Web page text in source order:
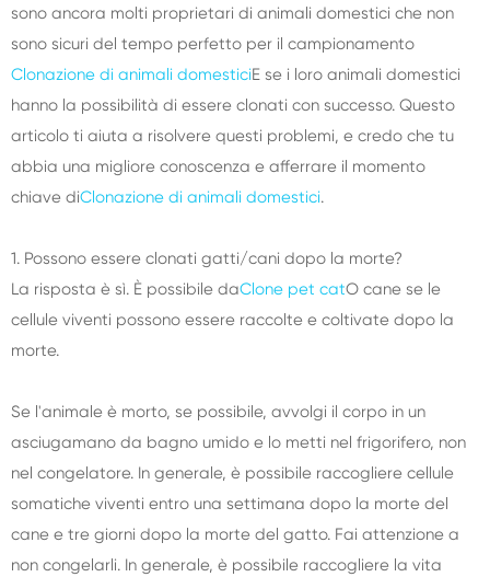
sono ancora molti proprietari di animali domestici che non
sono sicuri del tempo perfetto per il campionamento
Clonazione di animali domesticiE se i loro animali domestici
hanno la possibilità di essere clonati con successo. Questo
articolo ti aiuta a risolvere questi problemi, e credo che tu
abbia una migliore conoscenza e afferrare il momento
chiave diClonazione di animali domestici.
1. Possono essere clonati gatti/cani dopo la morte?
La risposta è sì. È possibile daClone pet catO cane se le
cellule viventi possono essere raccolte e coltivate dopo la
morte.
Se l'animale è morto, se possibile, avvolgi il corpo in un
asciugamano da bagno umido e lo metti nel frigorifero, non
nel congelatore. In generale, è possibile raccogliere cellule
somatiche viventi entro una settimana dopo la morte del
cane e tre giorni dopo la morte del gatto. Fai attenzione a
non congelarli. In generale, è possibile raccogliere la vita